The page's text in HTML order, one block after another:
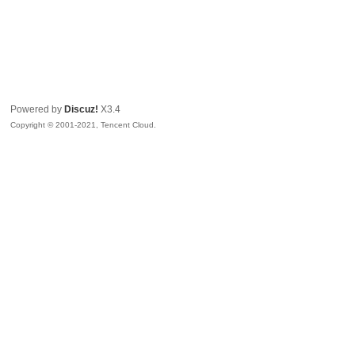
Powered by Discuz! X3.4
Copyright © 2001-2021, Tencent Cloud.